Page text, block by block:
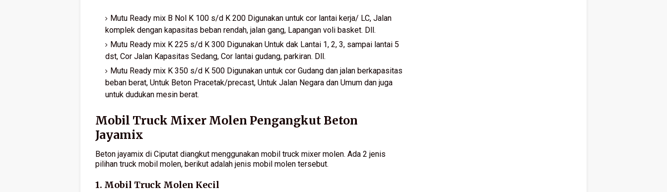
Mutu Ready mix B Nol K 100 s/d K 200 Digunakan untuk cor lantai kerja/ LC, Jalan
komplek dengan kapasitas beban rendah, jalan gang, Lapangan voli basket. Dll.
Mutu Ready mix K 225 s/d K 300 Digunakan Untuk dak Lantai 1, 2, 3, sampai lantai 5
dst, Cor Jalan Kapasitas Sedang, Cor lantai gudang, parkiran. Dll.
Mutu Ready mix K 350 s/d K 500 Digunakan untuk cor Gudang dan jalan berkapasitas
beban berat, Untuk Beton Pracetak/precast, Untuk Jalan Negara dan Umum dan juga
untuk dudukan mesin berat.
Mobil Truck Mixer Molen Pengangkut Beton
Jayamix
Beton jayamix di Ciputat diangkut menggunakan mobil truck mixer molen. Ada 2 jenis
pilihan truck mobil molen, berikut adalah jenis mobil molen tersebut.
1. Mobil Truck Molen Kecil